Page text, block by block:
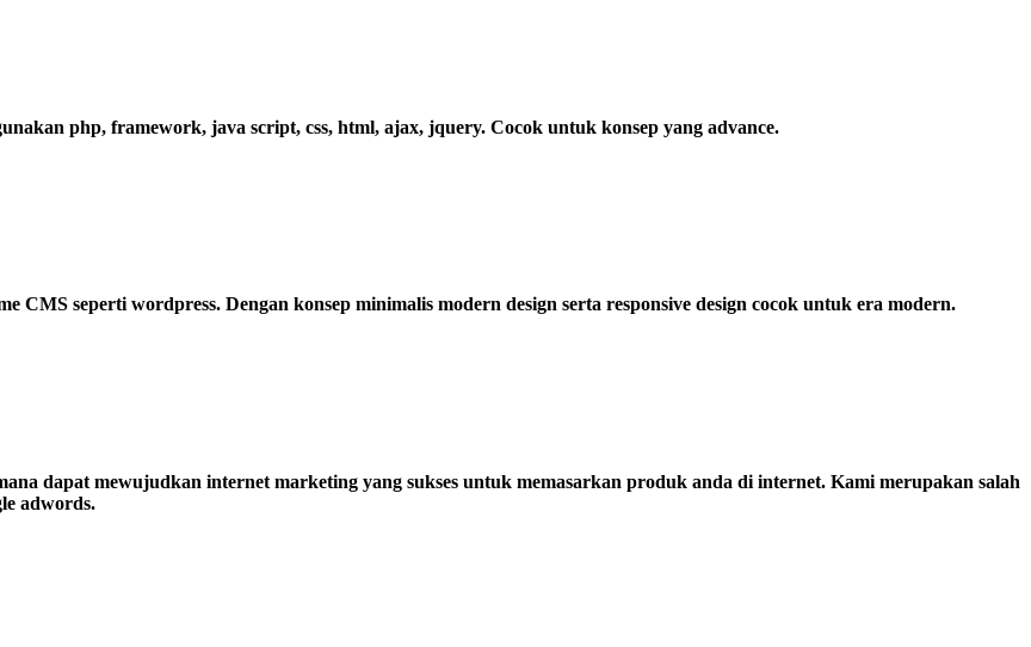
php, framework, java script, css, html, ajax, jquery. Cocok untuk konsep yang advance.
CMS seperti wordpress. Dengan konsep minimalis modern design serta responsive design cocok untuk era modern.
dapat mewujudkan internet marketing yang sukses untuk memasarkan produk anda di internet. Kami merupakan salah
adwords.